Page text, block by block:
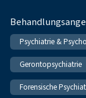
Psychiatrie &
Gerontopsychiatrie
Forensische